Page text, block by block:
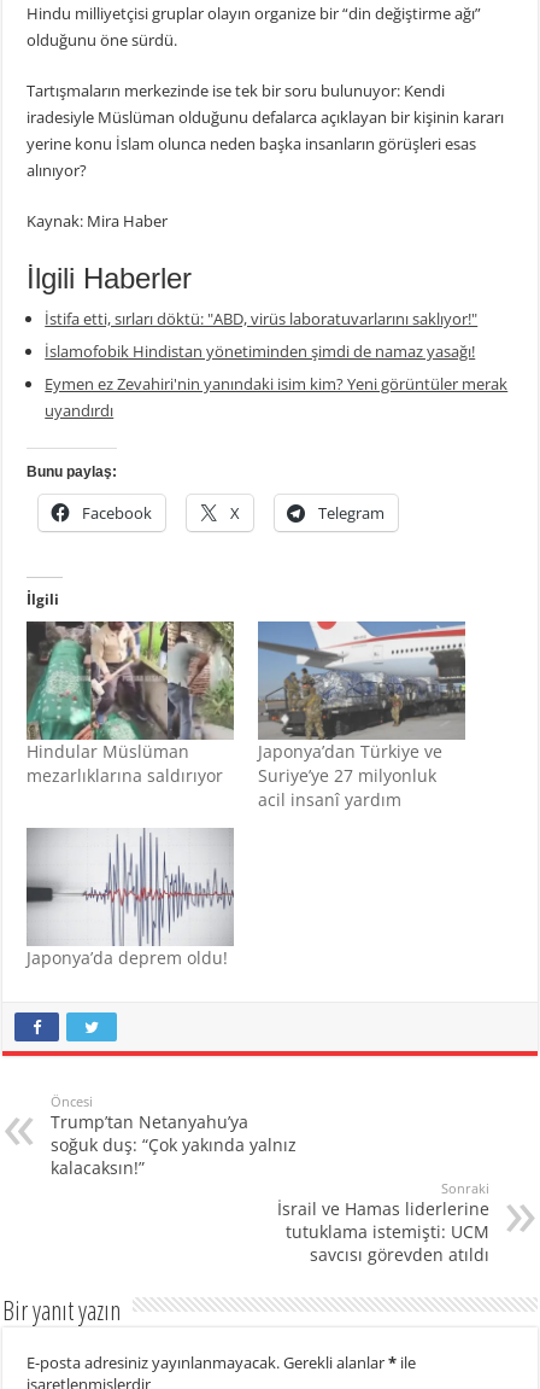
Hindu milliyetçisi gruplar olayın organize bir “din değiştirme ağı”
olduğunu öne sürdü.
Tartışmaların merkezinde ise tek bir soru bulunuyor: Kendi
iradesiyle Müslüman olduğunu defalarca açıklayan bir kişinin kararı
yerine konu İslam olunca neden başka insanların görüşleri esas
alınıyor?
Kaynak: Mira Haber
İlgili Haberler
İstifa etti, sırları döktü: "ABD, virüs laboratuvarlarını saklıyor!"
İslamofobik Hindistan yönetiminden şimdi de namaz yasağı!
Eymen ez Zevahiri'nin yanındaki isim kim? Yeni görüntüler merak
uyandırdı
Bunu paylaş:
Facebook X Telegram
İlgili
Hindular Müslüman
mezarlıklarına saldırıyor
Japonya’dan Türkiye ve
Suriye’ye 27 milyonluk
acil insanî yardım
Japonya’da deprem oldu!
Öncesi
Trump’tan Netanyahu’ya
soğuk duş: “Çok yakında yalnız
kalacaksın!”
Sonraki
İsrail ve Hamas liderlerine
tutuklama istemişti: UCM
savcısı görevden atıldı
Bir yanıt yazın
E-posta adresiniz yayınlanmayacak.Gerekli alanlar* ile